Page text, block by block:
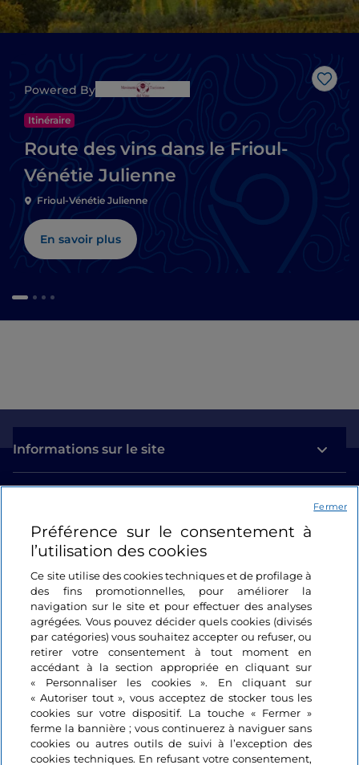
Powered By
Itinéraire
Route des vins dans le Frioul-
Vénétie Julienne
Frioul-Vénétie Julienne
En savoir plus
Informations sur le site
Se connecter
Suivez-nous
Préférence sur le consentement à
l’utilisation des cookies
Ce site utilise des cookies techniques et de profilage à
des fins promotionnelles, pour améliorer la
navigation sur le site et pour effectuer des analyses
agrégées. Vous pouvez décider quels cookies (divisés
par catégories) vous souhaitez accepter ou refuser, ou
retirer votre consentement à tout moment en
accédant à la section appropriée en cliquant sur
« Personnaliser les cookies ». En cliquant sur
« Autoriser tout », vous acceptez de stocker tous les
cookies sur votre dispositif. La touche « Fermer »
ferme la bannière ; vous continuerez à naviguer sans
cookies ou autres outils de suivi à l’exception des
cookies techniques. En refusant votre consentement,
Fermer